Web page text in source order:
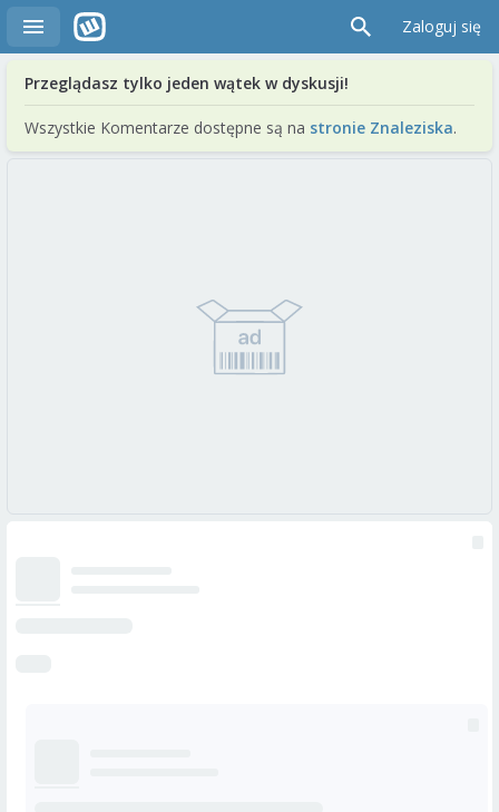
Zaloguj się
Przeglądasz tylko jeden wątek w dyskusji!
Wszystkie Komentarze dostępne są na stronie Znaleziska.